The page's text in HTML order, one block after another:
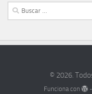
Buscar:
© 2026.
Funciona con